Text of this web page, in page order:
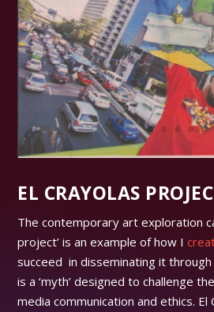
EL CRAYOLAS
The contemporary art exploration
project’ is an example of how I
succeed in disseminating it
is a ‘myth’ designed to challenge
media communication and ethics. El